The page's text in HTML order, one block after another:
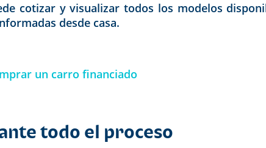
cotizar y visualizar todos los modelos
desde casa.
un carro financiado
todo el proceso